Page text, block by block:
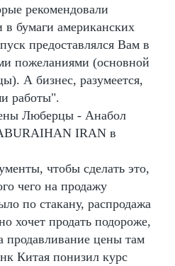
рекомендовали
в бумаги американских
предоставлялся Вам в
пожеланиями (основной
А бизнес, разумеется,
работы".
Люберцы - Анабол
IRAN в
чтобы сделать это,
чего на продажу
по стакану, распродажа
хочет продать подороже,
продавливание цены там
Китая понизил курс